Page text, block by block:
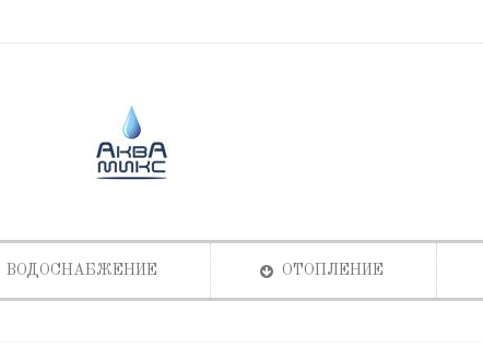
ВОДОСНАБЖЕНИЕ ОТОПЛЕНИЕ